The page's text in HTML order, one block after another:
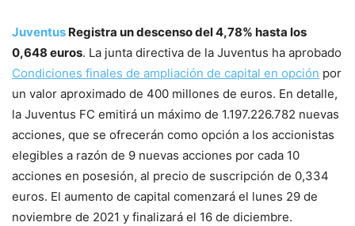
Juventus Registra un descenso del 4,78% hasta los
0,648 euros. La junta directiva de la Juventus ha aprobado
Condiciones finales de ampliación de capital en opción por
un valor aproximado de 400 millones de euros. En detalle,
la Juventus FC emitirá un máximo de 1.197.226.782 nuevas
acciones, que se ofrecerán como opción a los accionistas
elegibles a razón de 9 nuevas acciones por cada 10
acciones en posesión, al precio de suscripción de 0,334
euros. El aumento de capital comenzará el lunes 29 de
noviembre de 2021 y finalizará el 16 de diciembre.